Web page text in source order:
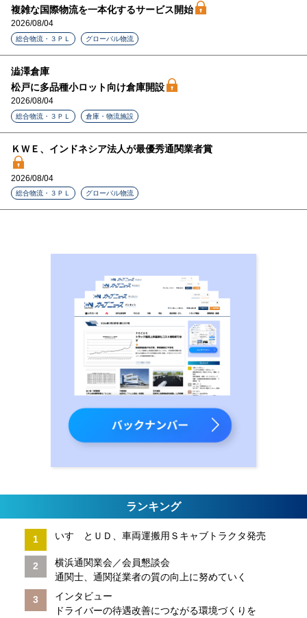
複雑な国際物流を一本化するサービス開始
2026/08/04
総合物流・３ＰＬ グローバル物流
澁澤倉庫
松戸に多品種小ロット向け倉庫開設
2026/08/04
総合物流・３ＰＬ 倉庫・物流施設
ＫＷＥ、インドネシア法人が最優秀通関業者賞
2026/08/04
総合物流・３ＰＬ グローバル物流
ランキング
いすゞとＵＤ、車両運搬用Ｓキャブトラクタ発売
横浜通関業会／会員懇談会
通関士、通関従業者の質の向上に努めていく
インタビュー
ドライバーの待遇改善につながる環境づくりを